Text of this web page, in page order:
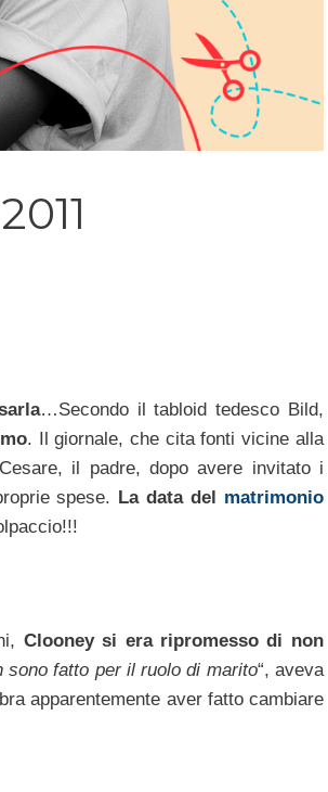
…Secondo il tabloid tedesco Bild,
. Il giornale, che cita fonti vicine alla
il padre, dopo avere invitato i
spese. La data del matrimonio
Clooney si era ripromesso di non
sono fatto per il ruolo di marito“, aveva
apparentemente aver fatto cambiare